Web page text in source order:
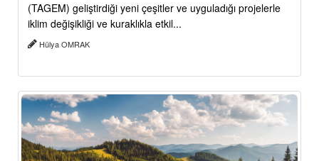
(TAGEM) geliştirdiği yeni çeşitler ve uyguladığı projelerle
iklim değişikliği ve kuraklıkla etkil...
Hülya OMRAK